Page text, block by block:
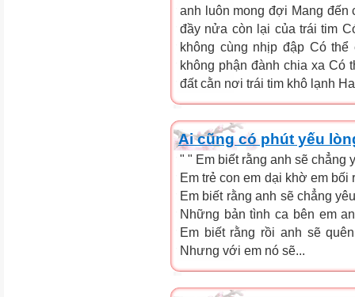
anh luôn mong đợi Mang
đầy nửa còn lại của trái tim
không cùng nhịp đập Có
không phận đành chia xa Có
đất cằn nơi trái tim khô lạnh
Ai cũng có phút yếu
" " Em biết rằng anh sẽ chẳng
Em trẻ con em dại khờ em
Em biết rằng anh sẽ chẳng
Những bản tình ca bên em
Em biết rằng rồi anh sẽ
Nhưng với em nó sẽ...